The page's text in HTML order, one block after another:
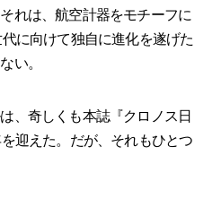
れは、航空計器をモチーフに
に向けて独自に進化を遂げた
い。
、奇しくも本誌『クロノス日
迎えた。だが、それもひとつ